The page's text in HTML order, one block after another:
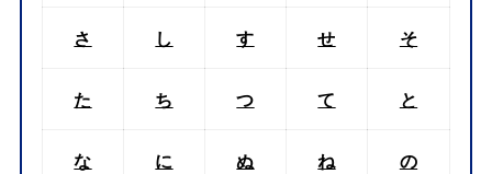
さ し す せ そ
た ち つ て と
な に ぬ ね の